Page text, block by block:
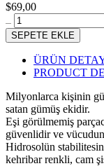
$69,00
SEPETE EKLE
ÜRÜN
PRODUCT
Milyonlarca kişinin
satan gümüş ekidir.
Eşi görülmemiş
güvenlidir ve
Hidrosolün
kehribar renkli, cam